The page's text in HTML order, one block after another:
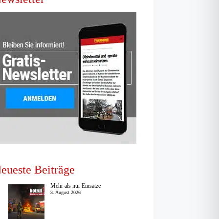
Beiträge
Mehr als nur Einsätze
3. August 2026